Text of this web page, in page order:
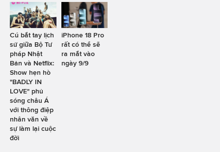
Cú bắt tay lịch
sử giữa Bộ Tư
pháp Nhật
Bản và Netflix:
Show hẹn hò
"BADLY IN
LOVE" phủ
sóng châu Á
với thông điệp
nhân văn về
sự làm lại cuộc
đời
iPhone 18 Pro
rất có thể sẽ
ra mắt vào
ngày 9/9